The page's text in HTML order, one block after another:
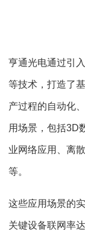
亨通光电通过引
等技术，打造了
产过程的自动化
用场景，包括3D
业网络应用、离
等。
这些应用场景的
关键设备联网率